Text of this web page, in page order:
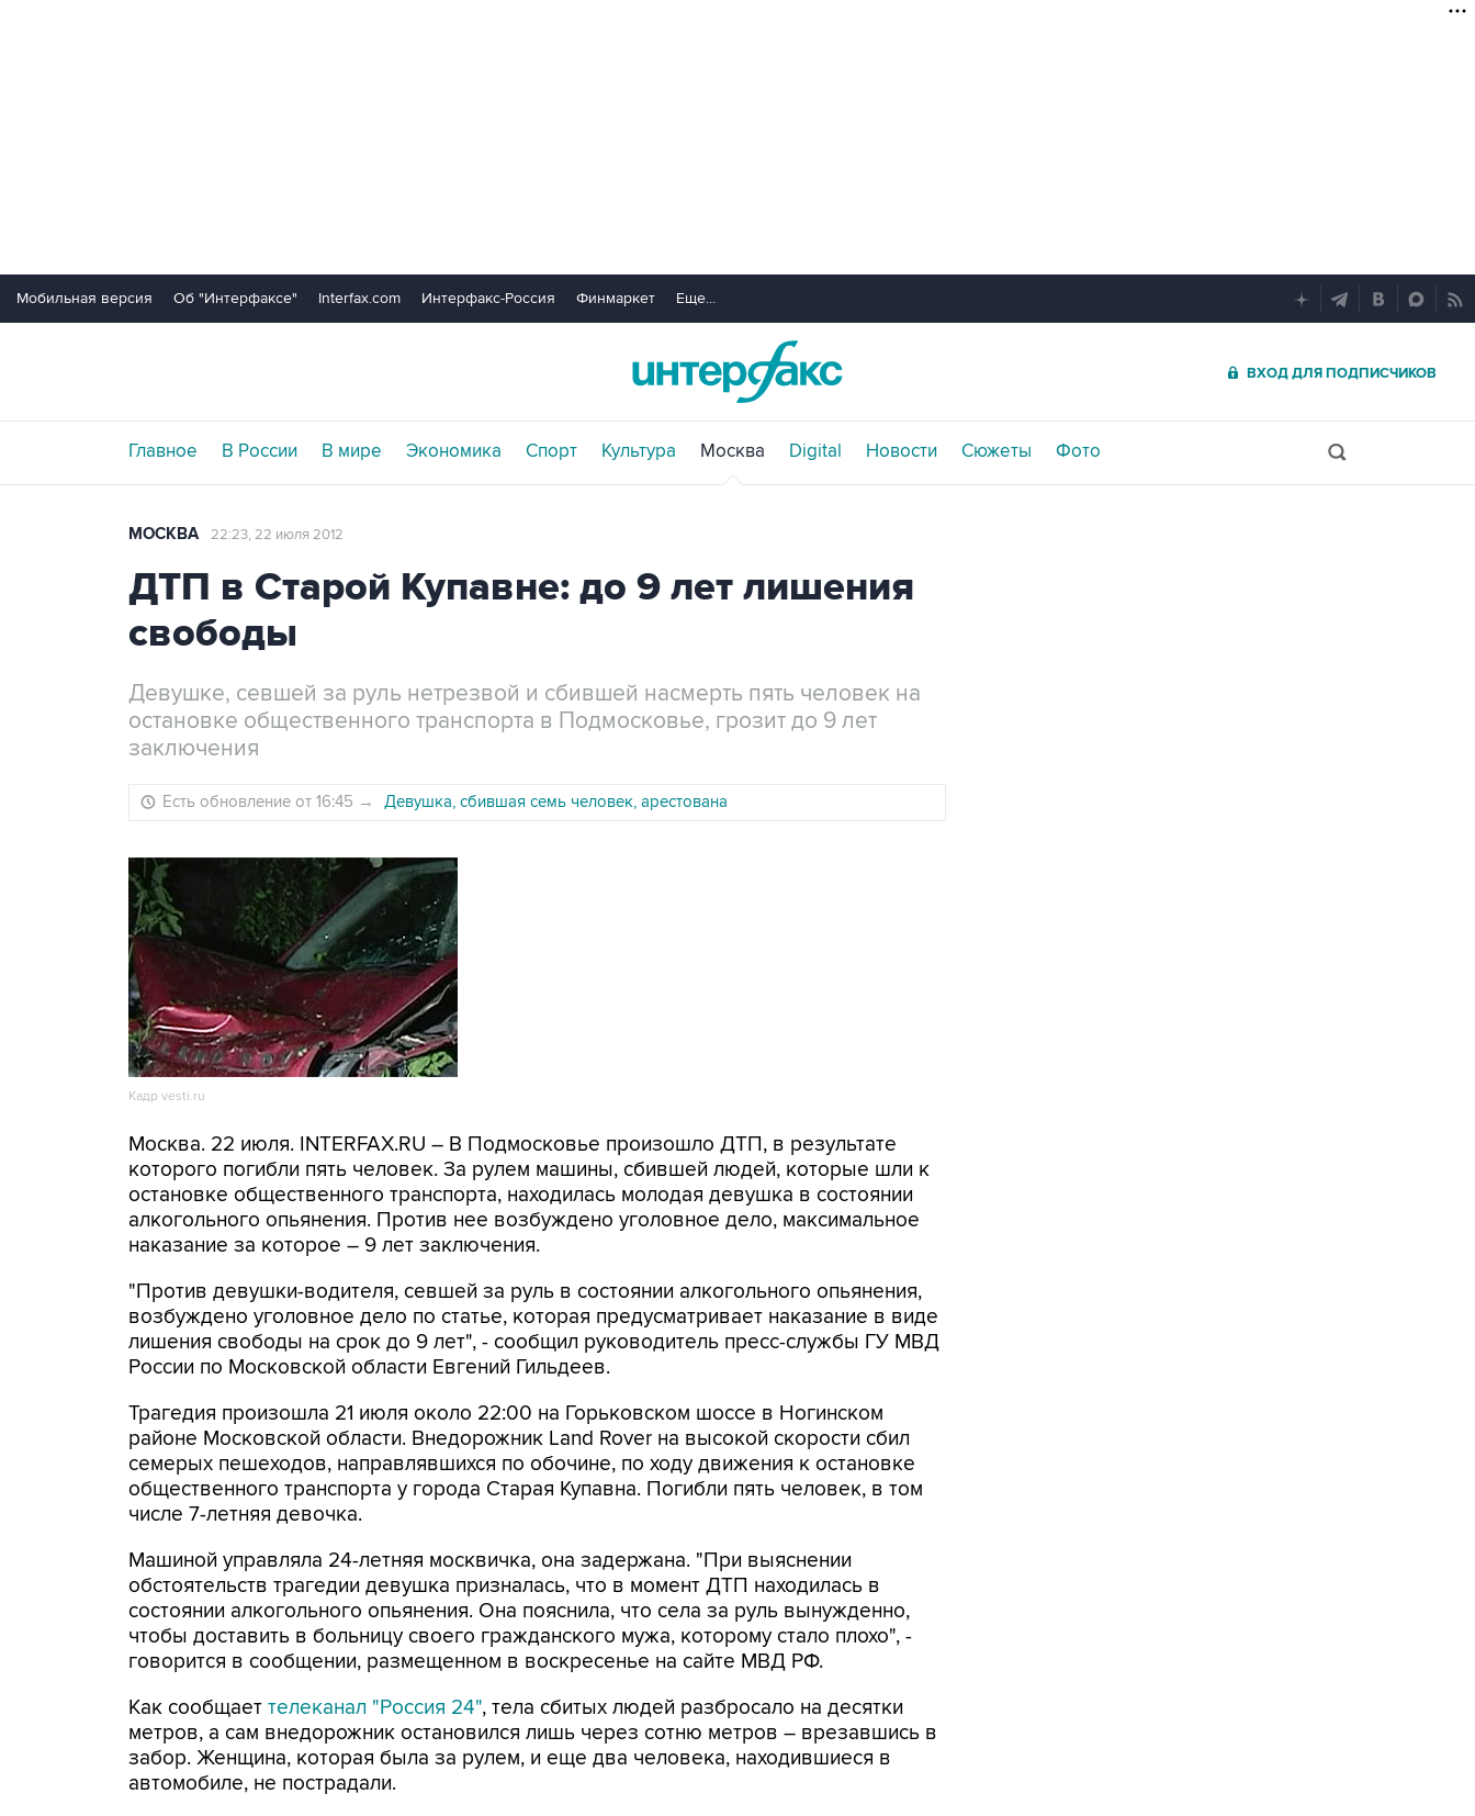
Мобильная версия Об "Интерфаксе" Interfax.com Интерфакс-Россия Финмаркет Еще...
ВХОД ДЛЯ ПОДПИСЧИКОВ
Главное В России В мире Экономика Спорт Культура Москва Digital Новости Сюжеты Фото
МОСКВА 22:23, 22 июля 2012
ДТП в Старой Купавне: до 9 лет лишения
свободы
Девушке, севшей за руль нетрезвой и сбившей насмерть пять человек на
остановке общественного транспорта в Подмосковье, грозит до 9 лет
заключения
Есть обновление от 16:45 → Девушка, сбившая семь человек, арестована
Кадр vesti.ru
Москва. 22 июля. INTERFAX.RU – В Подмосковье произошло ДТП, в результате
которого погибли пять человек. За рулем машины, сбившей людей, которые шли к
остановке общественного транспорта, находилась молодая девушка в состоянии
алкогольного опьянения. Против нее возбуждено уголовное дело, максимальное
наказание за которое – 9 лет заключения.
"Против девушки-водителя, севшей за руль в состоянии алкогольного опьянения,
возбуждено уголовное дело по статье, которая предусматривает наказание в виде
лишения свободы на срок до 9 лет", - сообщил руководитель пресс-службы ГУ МВД
России по Московской области Евгений Гильдеев.
Трагедия произошла 21 июля около 22:00 на Горьковском шоссе в Ногинском
районе Московской области. Внедорожник Land Rover на высокой скорости сбил
семерых пешеходов, направлявшихся по обочине, по ходу движения к остановке
общественного транспорта у города Старая Купавна. Погибли пять человек, в том
числе 7-летняя девочка.
Машиной управляла 24-летняя москвичка, она задержана. "При выяснении
обстоятельств трагедии девушка призналась, что в момент ДТП находилась в
состоянии алкогольного опьянения. Она пояснила, что села за руль вынужденно,
чтобы доставить в больницу своего гражданского мужа, которому стало плохо", -
говорится в сообщении, размещенном в воскресенье на сайте МВД РФ.
Как сообщает телеканал "Россия 24", тела сбитых людей разбросало на десятки
метров, а сам внедорожник остановился лишь через сотню метров – врезавшись в
забор. Женщина, которая была за рулем, и еще два человека, находившиеся в
автомобиле, не пострадали.